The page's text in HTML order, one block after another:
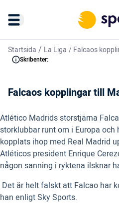
Startsida / La Liga /Falcaos
Skribenter:
Falcaos kopplingar till
Atlético Madrids storstjärna
storklubbar runt om i Europa
kopplats ihop med Real Madrid
Atléticos president Enrique
någon sanning i ryktena ilsknar
 Det är helt falskt att Falcao har
han enligt Sky Sports.